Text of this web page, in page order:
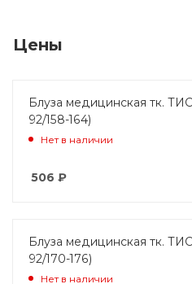
Цены
Блуза медицинская тк.
92/158-164)
Нет в наличии
506 ₽
Блуза медицинская тк.
92/170-176)
Нет в наличии